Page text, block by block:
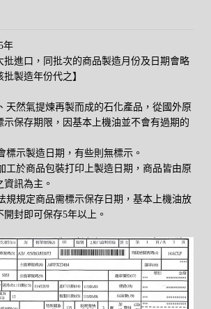
年
批進口，同批次的商品製造月份及日期會略
製造年份代之】
天然氣提煉再製而成的石化產品，從國外原
示保存期限，因基本上機油並不會有過期的
標示製造日期，有些則無標示。
工於商品包裝打印上製造日期，商品皆由原
訊為主。
規規定商品需標示保存日期，基本上機油放
封即可保存5年以上。